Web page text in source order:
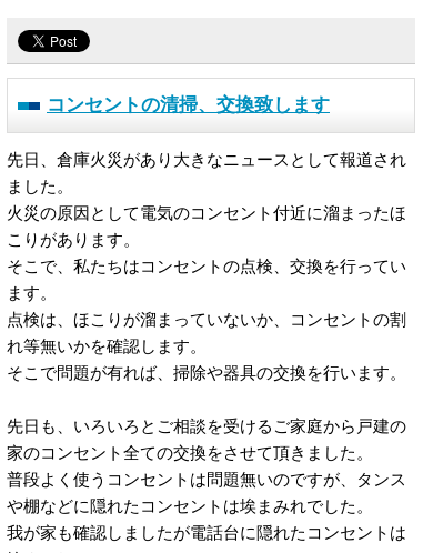
コンセントの清掃、交換致します
先日、倉庫火災があり大きなニュースとして報道され
ました。
火災の原因として電気のコンセント付近に溜まったほ
こりがあります。
そこで、私たちはコンセントの点検、交換を行ってい
ます。
点検は、ほこりが溜まっていないか、コンセントの割
れ等無いかを確認します。
そこで問題が有れば、掃除や器具の交換を行います。
先日も、いろいろとご相談を受けるご家庭から戸建の
家のコンセント全ての交換をさせて頂きました。
普段よく使うコンセントは問題無いのですが、タンス
や棚などに隠れたコンセントは埃まみれでした。
我が家も確認しましたが電話台に隠れたコンセントは